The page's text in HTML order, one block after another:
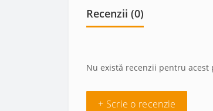
Recenzii (0)
Nu există recenzii pentru acest
+ Scrie o recenzie